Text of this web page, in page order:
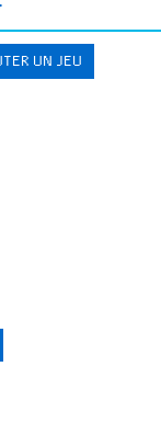
UN JEU